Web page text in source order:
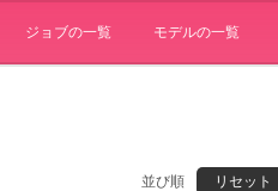
ジョブの一覧 モデルの一覧
並び順 リセット